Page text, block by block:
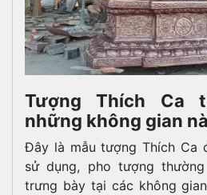
Tượng Thích Ca
những không gian
Đây là mẫu tượng Thích Ca
sử dụng, pho tượng
trưng bày tại các không